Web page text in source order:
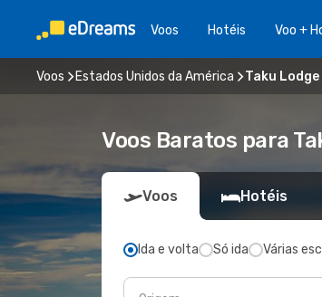
Voos Hotéis Voo +
Voos Estados Unidos da América Taku Lodge
Voos Baratos para
Voos Hotéis
Ida e volta Só ida Várias